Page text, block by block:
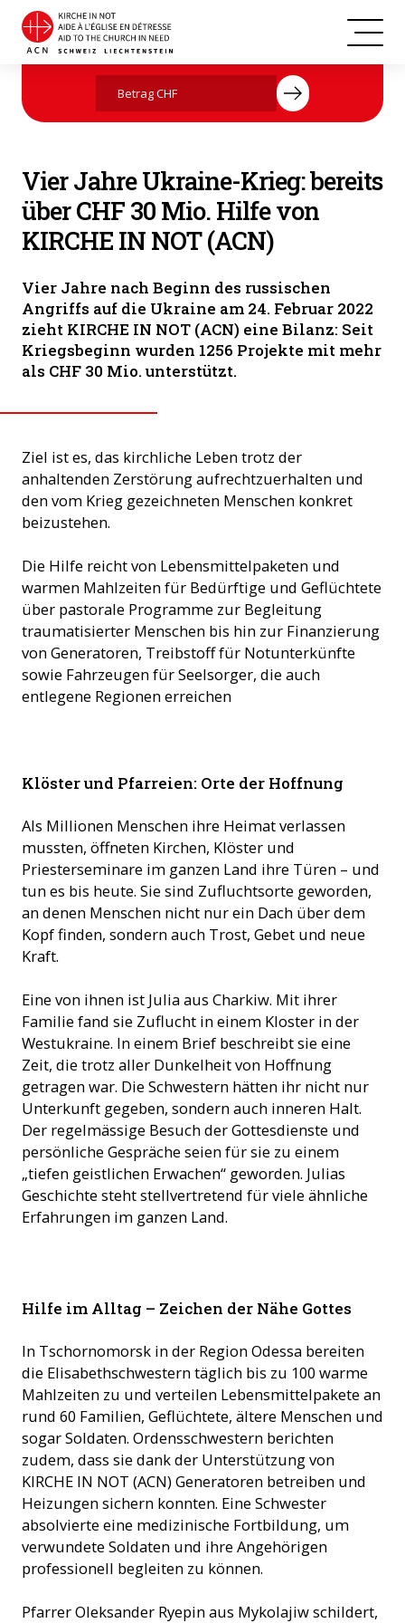
Freude trotz Krieg ist in der Ukraine auch wichtig. (Foto: ACN)
Jetzt mit Ihrer Spende helfen
Vier Jahre Ukraine-Krieg: bereits
über CHF 30 Mio. Hilfe von
KIRCHE IN NOT (ACN)
Vier Jahre nach Beginn des russischen
Angriffs auf die Ukraine am 24. Februar 2022
zieht KIRCHE IN NOT (ACN) eine Bilanz: Seit
Kriegsbeginn wurden 1256 Projekte mit mehr
als CHF 30 Mio. unterstützt.
Ziel ist es, das kirchliche Leben trotz der
anhaltenden Zerstörung aufrechtzuerhalten und
den vom Krieg gezeichneten Menschen konkret
beizustehen.
Die Hilfe reicht von Lebensmittelpaketen und
warmen Mahlzeiten für Bedürftige und Geflüchtete
über pastorale Programme zur Begleitung
traumatisierter Menschen bis hin zur Finanzierung
von Generatoren, Treibstoff für Notunterkünfte
sowie Fahrzeugen für Seelsorger, die auch
entlegene Regionen erreichen
der Ukraine im Alltag. (Foto: ACN)
Klöster und Pfarreien: Orte der Hoffnung
Als Millionen Menschen ihre Heimat verlassen
mussten, öffneten Kirchen, Klöster und
Priesterseminare im ganzen Land ihre Türen – und
tun es bis heute. Sie sind Zufluchtsorte geworden,
an denen Menschen nicht nur ein Dach über dem
Kopf finden, sondern auch Trost, Gebet und neue
Kraft.
Eine von ihnen ist Julia aus Charkiw. Mit ihrer
Familie fand sie Zuflucht in einem Kloster in der
Westukraine. In einem Brief beschreibt sie eine
Zeit, die trotz aller Dunkelheit von Hoffnung
getragen war. Die Schwestern hätten ihr nicht nur
Unterkunft gegeben, sondern auch inneren Halt.
Der regelmässige Besuch der Gottesdienste und
persönliche Gespräche seien für sie zu einem
„tiefen geistlichen Erwachen“ geworden. Julias
Geschichte steht stellvertretend für viele ähnliche
Erfahrungen im ganzen Land.
Hilfe im Alltag – Zeichen der Nähe Gottes
In Tschornomorsk in der Region Odessa bereiten
die Elisabethschwestern täglich bis zu 100 warme
Mahlzeiten zu und verteilen Lebensmittelpakete an
rund 60 Familien, Geflüchtete, ältere Menschen und
sogar Soldaten. Ordensschwestern berichten
zudem, dass sie dank der Unterstützung von
KIRCHE IN NOT (ACN) Generatoren betreiben und
Heizungen sichern konnten. Eine Schwester
absolvierte eine medizinische Fortbildung, um
verwundete Soldaten und ihre Angehörigen
professionell begleiten zu können.
Pfarrer Oleksander Ryepin aus Mykolajiw schildert,
der Ukraine. (Foto: ACN)